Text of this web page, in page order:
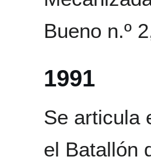
Bueno n.º
1991
Se articula
el Batallón